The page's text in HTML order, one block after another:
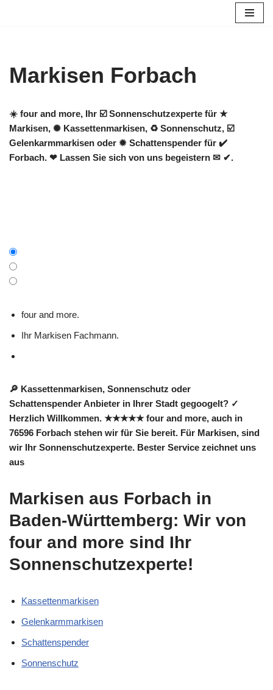
Markisen Forbach
☀️ four and more, Ihr ☑️ Sonnenschutzexperte für ★
Markisen, ✺ Kassettenmarkisen, ♻ Sonnenschutz, ☑️
Gelenkarmmarkisen oder ✹ Schattenspender für ✔️
Forbach. ❤ Lassen Sie sich von uns begeistern ✉ ✔.
four and more.
Ihr Markisen Fachmann.
🔎 Kassettenmarkisen, Sonnenschutz oder
Schattenspender Anbieter in Ihrer Stadt gegoogelt? ✓
Herzlich Willkommen. ★★★★★ four and more, auch in
76596 Forbach stehen wir für Sie bereit. Für Markisen, sind
wir Ihr Sonnenschutzexperte. Bester Service zeichnet uns
aus
Markisen aus Forbach in
Baden-Württemberg: Wir von
four and more sind Ihr
Sonnenschutzexperte!
Kassettenmarkisen
Gelenkarmmarkisen
Schattenspender
Sonnenschutz